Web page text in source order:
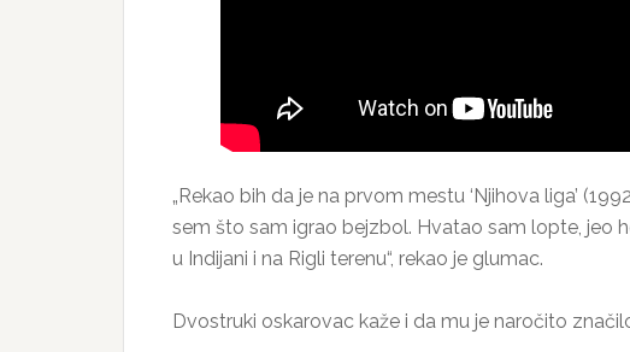
„Rekao bih da je na prvom mestu ‘Njihova liga’
sem što sam igrao bejzbol. Hvatao sam lopte, jeo
u Indijani i na Rigli terenu“, rekao je glumac.
Dvostruki oskarovac kaže i da mu je naročito